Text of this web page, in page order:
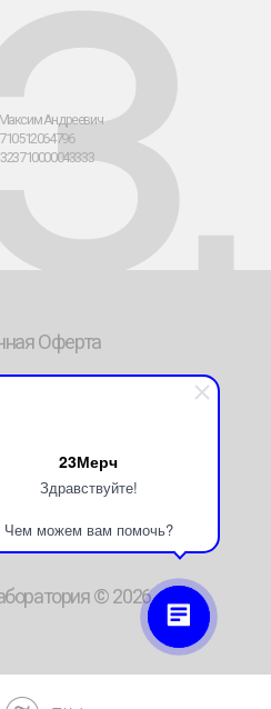
23Мерч
Здравствуйте!
Чем можем вам помочь?